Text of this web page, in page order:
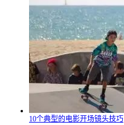
10个典型的电影开场镜头技巧